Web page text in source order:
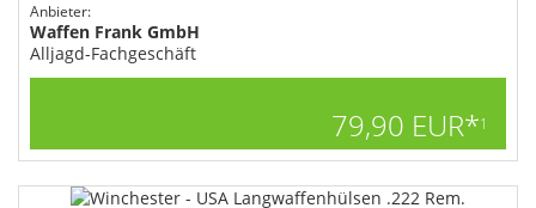
Anbieter:
Waffen Frank GmbH
Alljagd-Fachgeschäft
79,90 EUR*1